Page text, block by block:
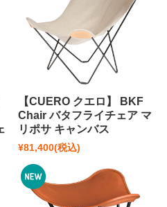
【CUERO クエロ】 BKF
Chair バタフライチェア マ
リポサ キャンバス
¥81,400(税込)